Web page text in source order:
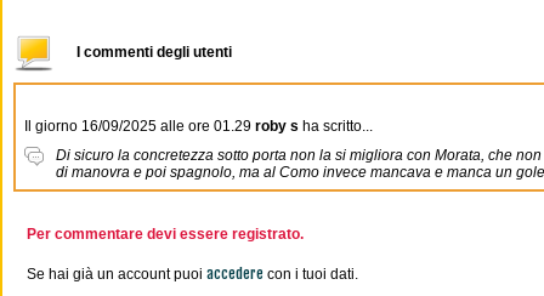
I commenti degli utenti
Il giorno 16/09/2025 alle ore 01.29 roby s ha scritto...
Di sicuro la concretezza sotto porta non la si migliora con Morata, che
di manovra e poi spagnolo, ma al Como invece mancava e manca un
Per commentare devi essere registrato.
Se hai già un account puoi accedere con i tuoi dati.